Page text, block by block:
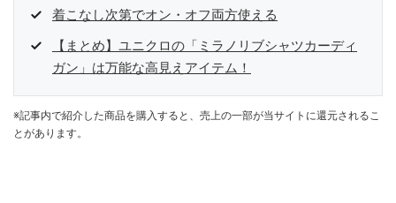
着こなし次第でオン・オフ両方使える
【まとめ】ユニクロの「ミラノリブシャツカーディ
ガン」は万能な高見えアイテム！
※記事内で紹介した商品を購入すると、売上の一部が当サイトに還元されるこ
とがあります。